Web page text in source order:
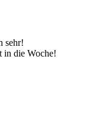
sehr!
in die Woche!